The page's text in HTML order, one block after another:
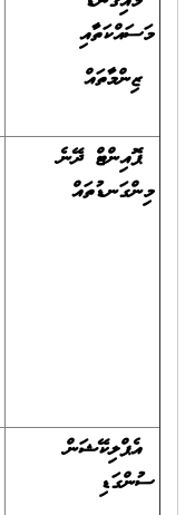
މަސައްކަތާއި
ޒިންމާތައް
ޕޮއިންޓް ދޭނެ
މިންގަނޑުތައް
އެޕްލިކޭޝަން
ސުންގަޑި